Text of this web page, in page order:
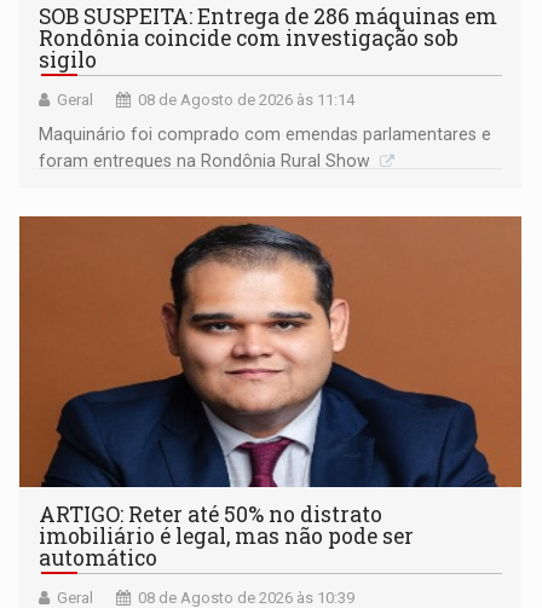
SOB SUSPEITA: Entrega de 286 máquinas em
Rondônia coincide com investigação sob
sigilo
Geral 08 de Agosto de 2026 às 11:14
Maquinário foi comprado com emendas parlamentares e
foram entregues na Rondônia Rural Show
ARTIGO: Reter até 50% no distrato
imobiliário é legal, mas não pode ser
automático
Geral 08 de Agosto de 2026 às 10:39